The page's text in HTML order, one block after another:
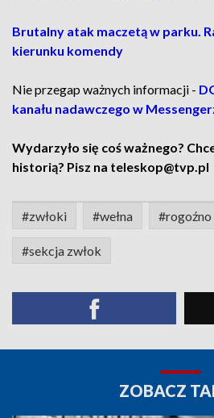
Brutalny atak maczetą w parku.
kierunku komendy
Nie przegap ważnych informacji -
kanału nadawczego w
Wydarzyło się coś ważnego?
historią? Pisz na teleskop@tvp.pl
#zwłoki #wełna #rogoźno
#sekcja zwłok
ZOBACZ